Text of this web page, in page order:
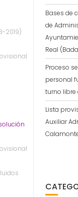
2019)
Bases de
de
Real
Proceso
personal
turno libre
Lista
Auxiliar